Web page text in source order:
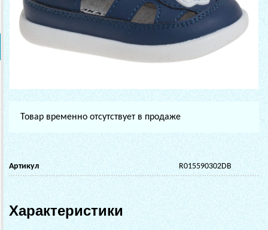
Товар временно отсутствует в продаже
Артикул R015590302DB
Характеристики